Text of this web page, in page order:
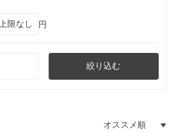
円
絞り込む